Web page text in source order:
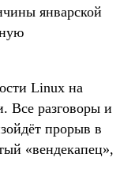
январской
Linux на
Все разговоры и
прорыв в
«вендекапец»,